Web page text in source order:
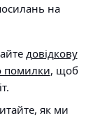
на
довідкову
помилки, щоб
як ми